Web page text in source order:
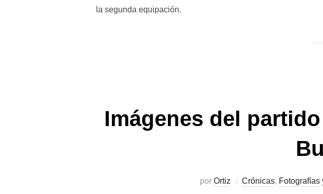
la segunda equipación.
Imágenes del
por Ortiz Crónicas, Fotografías